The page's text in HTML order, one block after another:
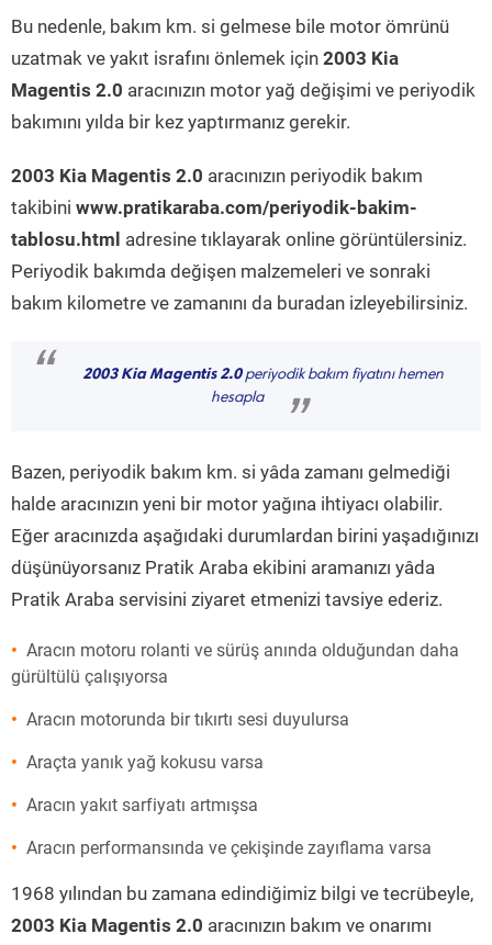
Bu nedenle, bakım km. si gelmese bile motor ömrünü
uzatmak ve yakıt israfını önlemek için 2003 Kia
Magentis 2.0 aracınızın motor yağ değişimi ve periyodik
bakımını yılda bir kez yaptırmanız gerekir.
2003 Kia Magentis 2.0 aracınızın periyodik bakım
takibini www.pratikaraba.com/periyodik-bakim-
tablosu.html adresine tıklayarak online görüntülersiniz.
Periyodik bakımda değişen malzemeleri ve sonraki
bakım kilometre ve zamanını da buradan izleyebilirsiniz.
“ 2003 Kia Magentis 2.0periyodik bakım fiyatını hemen
hesapla
”
Bazen, periyodik bakım km. si yâda zamanı gelmediği
halde aracınızın yeni bir motor yağına ihtiyacı olabilir.
Eğer aracınızda aşağıdaki durumlardan birini yaşadığınızı
düşünüyorsanız Pratik Araba ekibini aramanızı yâda
Pratik Araba servisini ziyaret etmenizi tavsiye ederiz.
Aracın motoru rolanti ve sürüş anında olduğundan daha
gürültülü çalışıyorsa
Aracın motorunda bir tıkırtı sesi duyulursa
Araçta yanık yağ kokusu varsa
Aracın yakıt sarfiyatı artmışsa
Aracın performansında ve çekişinde zayıflama varsa
1968 yılından bu zamana edindiğimiz bilgi ve tecrübeyle,
2003 Kia Magentis 2.0 aracınızın bakım ve onarımı